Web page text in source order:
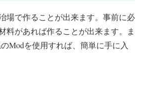
場で作ることが出来ます。事前に必
料があれば作ることが出来ます。ま
Modを使用すれば、簡単に手に入